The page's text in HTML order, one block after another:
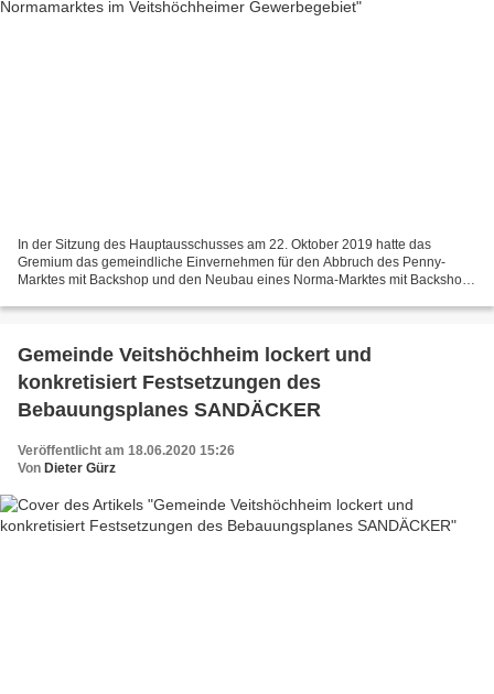
In der Sitzung des Hauptausschusses am 22. Oktober 2019 hatte das
Gremium das gemeindliche Einvernehmen für den Abbruch des Penny-
Marktes mit Backshop und den Neubau eines Norma-Marktes mit Backshop
Gemeinde Veitshöchheim lockert und
konkretisiert Festsetzungen des
Bebauungsplanes SANDÄCKER
Veröffentlicht am 18.06.2020 15:26
Von Dieter Gürz